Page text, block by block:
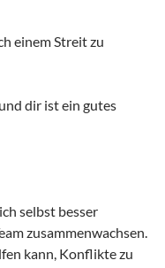
einem Streit zu
dir ist ein gutes
selbst besser
zusammenwachsen.
kann, Konflikte zu